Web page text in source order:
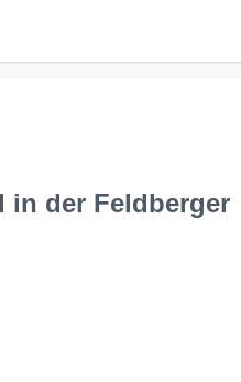
in der Feldberger